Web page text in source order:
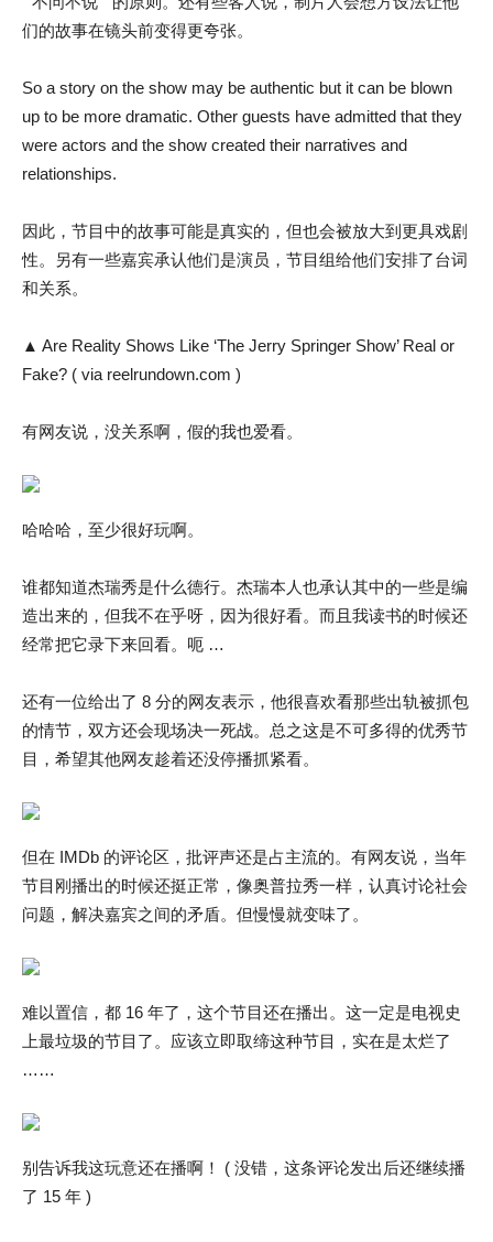
们的故事在镜头前变得更夸张。
So a story on the show may be authentic but it can be blown
up to be more dramatic. Other guests have admitted that they
were actors and the show created their narratives and
relationships.
因此，节目中的故事可能是真实的，但也会被放大到更具戏剧
性。另有一些嘉宾承认他们是演员，节目组给他们安排了台词
和关系。
▲ Are Reality Shows Like ‘The Jerry Springer Show’ Real or
Fake? ( via reelrundown.com )
有网友说，没关系啊，假的我也爱看。
哈哈哈，至少很好玩啊。
谁都知道杰瑞秀是什么德行。杰瑞本人也承认其中的一些是编
造出来的，但我不在乎呀，因为很好看。而且我读书的时候还
经常把它录下来回看。呃 …
还有一位给出了 8 分的网友表示，他很喜欢看那些出轨被抓包
的情节，双方还会现场决一死战。总之这是不可多得的优秀节
目，希望其他网友趁着还没停播抓紧看。
但在 IMDb 的评论区，批评声还是占主流的。有网友说，当年
节目刚播出的时候还挺正常，像奥普拉秀一样，认真讨论社会
问题，解决嘉宾之间的矛盾。但慢慢就变味了。
难以置信，都 16 年了，这个节目还在播出。这一定是电视史
上最垃圾的节目了。应该立即取缔这种节目，实在是太烂了
……
别告诉我这玩意还在播啊！ ( 没错，这条评论发出后还继续播
了 15 年 )